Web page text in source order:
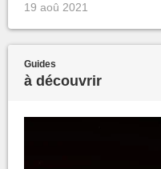
19 aoû 2021
Guides
à découvrir